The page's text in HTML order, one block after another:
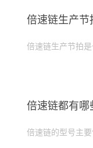
倍速链生产节
倍速链生产节拍
倍速链都有
倍速链的型号主